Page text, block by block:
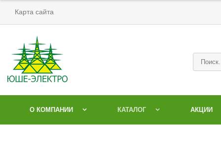
Карта сайта
О КОМПАНИИ КАТАЛОГ АКЦИИ